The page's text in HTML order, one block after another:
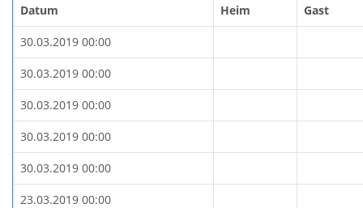
Datum Heim Gast
30.03.2019 00:00
30.03.2019 00:00
30.03.2019 00:00
30.03.2019 00:00
30.03.2019 00:00
23.03.2019 00:00